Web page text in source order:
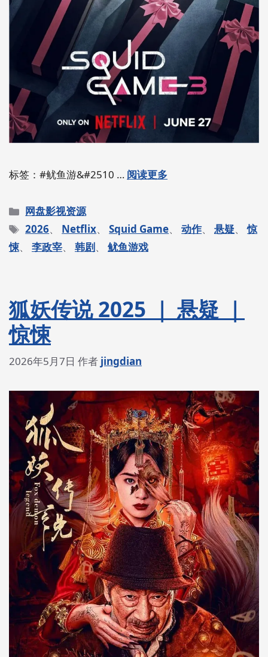
标签：#鱿鱼游&#2510 … 阅读更多
分
类
网盘影视资源
标
签
2026、 Netflix、Squid Game、动作、悬疑、惊
悚、 李政宰、 韩剧、 鱿鱼游戏
狐妖传说 2025 ｜ 悬疑 ｜
惊悚
2026年5月7日 作者 jingdian